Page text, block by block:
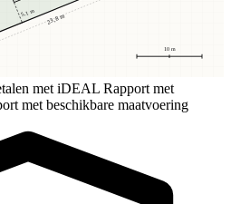
10 m
5,1 m 23,8 m
met iDEAL Rapport met
met beschikbare maatvoering